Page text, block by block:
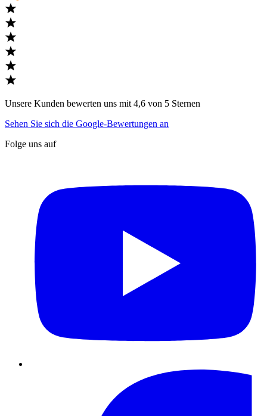
Unsere Kunden bewerten uns mit 4,6 von 5 Sternen
Sehen Sie sich die Google-Bewertungen an
Folge uns auf